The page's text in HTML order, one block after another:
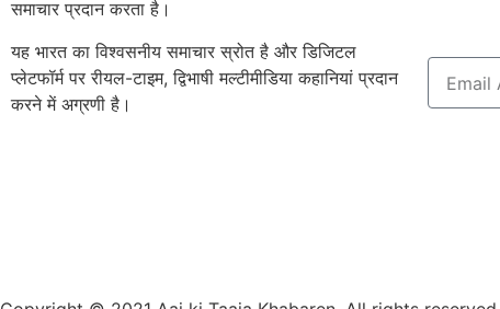
समाचार प्रदान करता है।
यह भारत का विश्वसनीय समाचार स्रोत है और डिजिटल
प्लेटफॉर्म पर रीयल-टाइम, द्विभाषी मल्टीमीडिया कहानियां प्रदान
करने में अग्रणी है।